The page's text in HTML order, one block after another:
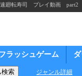
速廻転寿司 プレイ動画 part2
ラッシュゲーム
ジャンル詳細